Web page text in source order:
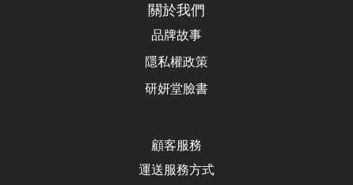
關於我們
品牌故事
隱私權政策
研妍堂臉書
顧客服務
運送服務方式